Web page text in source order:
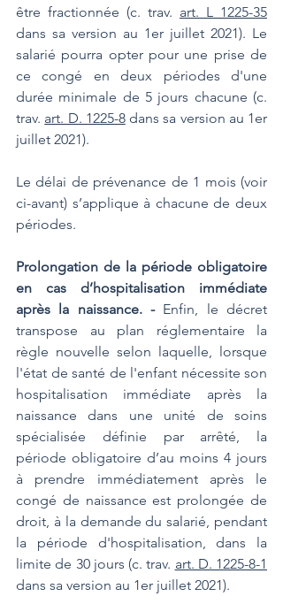
être fractionnée (c. trav. art. L 1225-35
dans sa version au 1er juillet 2021). Le
salarié pourra opter pour une prise de
ce congé en deux périodes d'une
durée minimale de 5 jours chacune (c.
trav. art. D. 1225-8 dans sa version au 1er
juillet 2021).
Le délai de prévenance de 1 mois (voir
ci-avant) s’applique à chacune de deux
périodes.
Prolongation de la période obligatoire
en cas d’hospitalisation immédiate
après la naissance. - Enfin, le décret
transpose au plan réglementaire la
règle nouvelle selon laquelle, lorsque
l'état de santé de l'enfant nécessite son
hospitalisation immédiate après la
naissance dans une unité de soins
spécialisée définie par arrêté, la
période obligatoire d’au moins 4 jours
à prendre immédiatement après le
congé de naissance est prolongée de
droit, à la demande du salarié, pendant
la période d'hospitalisation, dans la
limite de 30 jours (c. trav. art. D. 1225-8-1
dans sa version au 1er juillet 2021).